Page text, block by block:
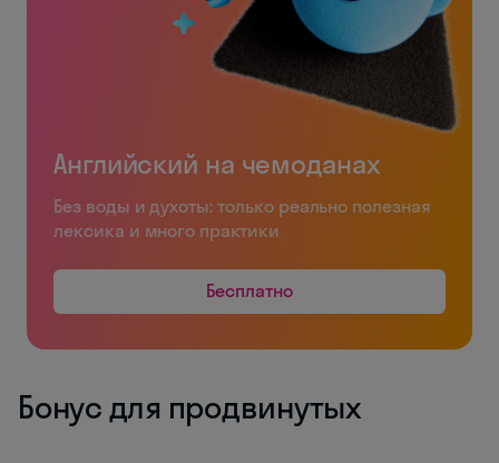
Английский на чемоданах
Без воды и духоты: только реально полезная
лексика и много практики
Бесплатно
Бонус для продвинутых